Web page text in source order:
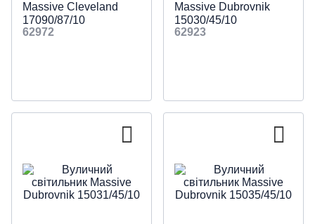
Massive Cleveland
17090/87/10
62972
Massive Dubrovnik
15030/45/10
62923